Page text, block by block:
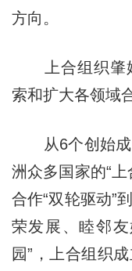
方向。
上合组织肇始
索和扩大各领域
从6个创始成
洲众多国家的“
合作“双轮驱动”
荣发展、睦邻
园”，上合组织